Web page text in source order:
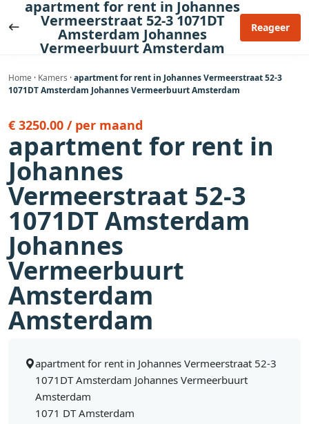
naar
apartment for rent in Johannes
Vermeerstraat 52-3 1071DT
Amsterdam Johannes
Vermeerbuurt Amsterdam
Reageer
Home · Kamers ·apartment for rent in Johannes Vermeerstraat 52-3
1071DT Amsterdam Johannes Vermeerbuurt Amsterdam
€ 3250.00 / per maand
apartment for rent in
Johannes
Vermeerstraat 52-3
1071DT Amsterdam
Johannes
Vermeerbuurt
Amsterdam
Amsterdam
apartment for rent in Johannes Vermeerstraat 52-3
1071DT Amsterdam Johannes Vermeerbuurt
Amsterdam
1071 DT Amsterdam